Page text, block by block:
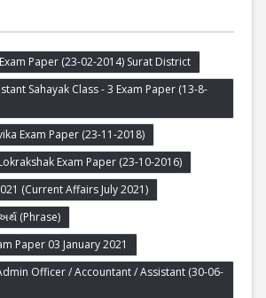
Paper (23-02-2014) Surat District
Sahayak Class - 3 Exam Paper (13-8-
Exam Paper (23-11-2018)
Exam Paper (23-10-2016)
(Current Affairs July 2021)
(Phrase)
Paper 03 January 2021
Officer / Accountant / Assistant (30-06-